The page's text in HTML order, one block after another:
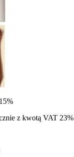
z kwotą VAT 23%